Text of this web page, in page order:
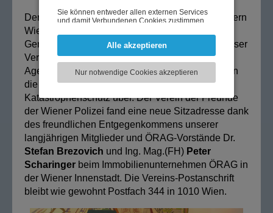
Sie können entweder allen externen Services
und damit Verbundenen Cookies zustimmen,
Funktionsweise der Website zwingend
notwendig sind. Beachten Sie, dass bei der
Wahl der zweiten Möglichkeit ggf. nicht alle
Inhalte angezeigt werden können.
Alle akzeptieren
Nur notwendige Cookies akzeptieren
Der Verein hatte seinen Sitz bisher bei den "Helfern
Wiens" im 7. Wiener Gemeindebezirk. In der
Generalversammlung im November 2021 hat dieser
Verein seine Auflösung beschlossen. Seine
Agenden gehen nach einstimmigem Beschluss in
die
Magistratsabteilung 68 - Feuerwehr und
Katastrophenschutz über. Der Verein der Freunde
der Wiener Polizei fand eine neue Sitzadresse dank
des freundlichen Entgegenkommens unserer
langjährigen Mitglieder und ÖRAG-Vorstände Dr.
Stefan Brezovich und Ing. Mag.(FH) Peter
Scharinger beim Immobilienunternehmen ÖRAG in
der Wiener Innenstadt. Die Vereins-Postanschrift
bleibt wie gewohnt Postfach 344 in 1010 Wien.